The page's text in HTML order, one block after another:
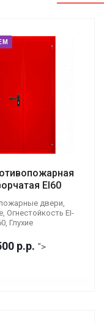
EI60
двери,
Огнестойкость EI-
Глухие
р.р. ">